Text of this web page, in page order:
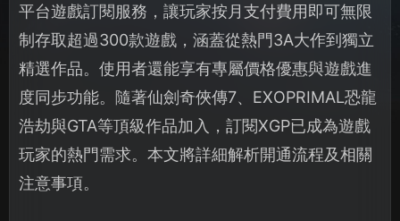
平台遊戲訂閱服務，讓玩家按月支付費用即可無限
制存取超過300款遊戲，涵蓋從熱門3A大作到獨立
精選作品。使用者還能享有專屬價格優惠與遊戲進
度同步功能。隨著仙劍奇俠傳7、EXOPRIMAL恐龍
浩劫與GTA等頂級作品加入，訂閱XGP已成為遊戲
玩家的熱門需求。本文將詳細解析開通流程及相關
注意事項。